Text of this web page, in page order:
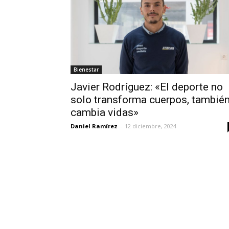
Bienestar
Javier Rodríguez: «El deporte no
solo transforma cuerpos,
cambia vidas»
Daniel Ramírez - 12 diciembre, 2024